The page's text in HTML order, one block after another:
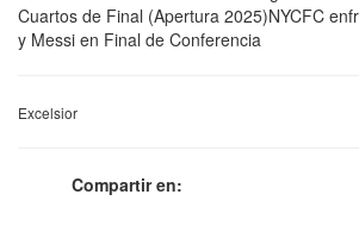
Cuartos de Final (Apertura 2025)NYCFC
y Messi en Final de Conferencia
Excelsior
Compartir en: